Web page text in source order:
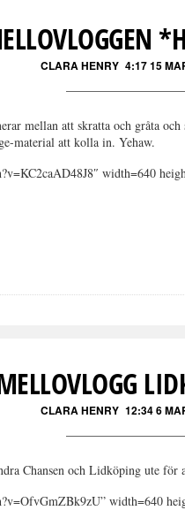
CLARA HENRY 4:17 15
mellan att skratta och gråta
material att kolla in. Yehaw.
width=640
CLARA HENRY 12:34 6
Chansen och Lidköping ute för
width=640